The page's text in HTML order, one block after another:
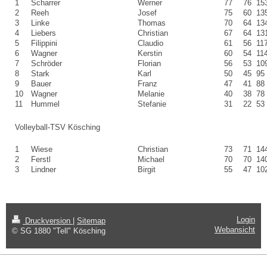
1 Scharrer Werner 77 76
2
Reeh Josef 75 60
3
Linke Thomas 70 64
4
Liebers Christian 67 64
5
Filippini Claudio 61 56
6
Wagner Kerstin 60 54
7
Schröder Florian 56 53
8
Stark Karl 50 45 95
9
Bauer Franz 47 41
88
10
Wagner Melanie 40 38 78
11
Hummel Stefanie 31 22 53
Volleyball-TSV Kösching
1 Wiese Christian 73 71
2
Ferstl Michael 70 70
3
Lindner Birgit 55 47
Druckversion
Sitemap
© SG 1880 "Tell" Kösching
Login
Webansicht